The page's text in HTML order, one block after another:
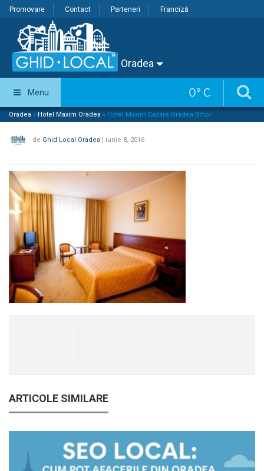
Promovare Contact Parteneri Franciză
Oradea
0° C
Menu
Oradea » Hotel Maxim Oradea » Hotel Maxim Cazare Oradea Bihor
de Ghid Local Oradea | iunie 8, 2016
ARTICOLE SIMILARE